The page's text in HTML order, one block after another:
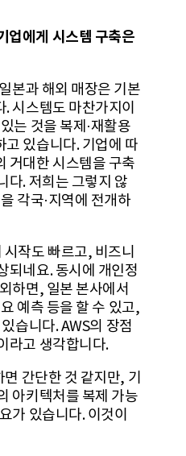
업에게 시스템 구축은
본과 해외 매장은 기본
시스템도 마찬가지이
는 것을 복제·재활용
고 있습니다. 기업에 따
거대한 시스템을 구축
다. 저희는 그렇지 않
각국·지역에 전개하
작도 빠르고, 비즈니
되네요. 동시에 개인정
하면, 일본 본사에서
예측 등을 할 수 있고,
습니다. AWS의 장점
라고 생각합니다.
간단한 것 같지만, 기
아키텍처를 복제 가능
가 있습니다. 이것이